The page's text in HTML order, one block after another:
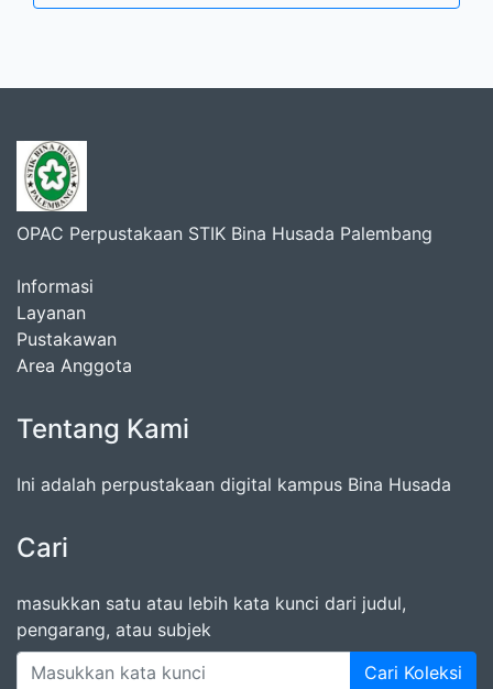
OPAC Perpustakaan STIK Bina Husada Palembang
Informasi
Layanan
Pustakawan
Area Anggota
Tentang Kami
Ini adalah perpustakaan digital kampus Bina Husada
Cari
masukkan satu atau lebih kata kunci dari judul,
pengarang, atau subjek
Cari Koleksi